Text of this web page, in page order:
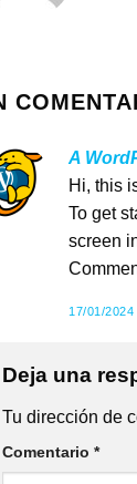
A
Hi, this
To get
screen
17/01/
Deja una
Tu dirección de
Comentario *